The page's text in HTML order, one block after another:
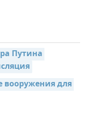
Путина
вооружения для